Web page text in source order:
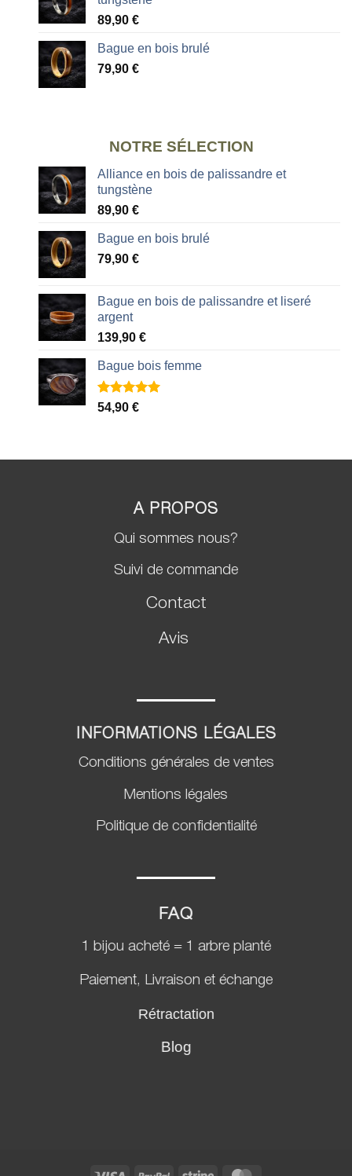
89,90 €
Bague en bois brulé
79,90 €
NOTRE SÉLECTION
Alliance en bois de palissandre et
tungstène
89,90 €
Bague en bois brulé
79,90 €
Bague en bois de palissandre et liseré
argent
139,90 €
Bague bois femme
Noté5.00
2
54,90 €
A PROPOS
Qui sommes nous?
Suivi de commande
Contact
Avis
INFORMATIONS LÉGALES
Conditions générales de ventes
Mentions légales
Politique de confidentialité
FAQ
1 bijou acheté = 1 arbre planté
Paiement, Livraison et échange
Rétractation
Blog